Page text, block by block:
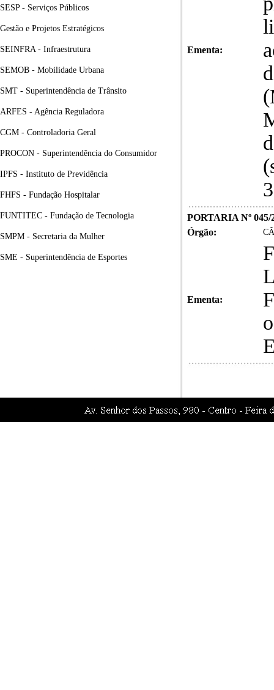
SESP - Serviços Públicos
Gestão e Projetos Estratégicos
SEINFRA - Infraestrutura
SEMOB - Mobilidade Urbana
SMT - Superintendência de Trânsito
ARFES - Agência Reguladora
CGM - Controladoria Geral
PROCON - Superintendência do Consumidor
IPFS - Instituto de Previdência
FHFS - Fundação Hospitalar
FUNTITEC - Fundação de Tecnologia
SMPM - Secretaria da Mulher
SME - Superintendência de Esportes
Ementa:
PORTARIA Nº 045/
Órgão:
Ementa: